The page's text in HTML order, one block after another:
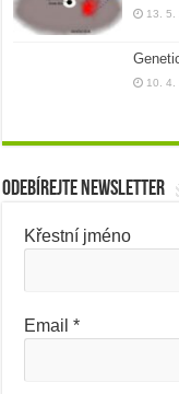
13. 5.
10. 4.
Odebírejte newsletter
Křestní jméno
Email*